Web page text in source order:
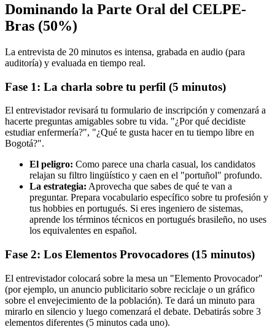
Dominando la Parte Oral del CELPE-
Bras (50%)
La entrevista de 20 minutos es intensa, grabada en audio (para
auditoría) y evaluada en tiempo real.
Fase 1: La charla sobre tu perfil (5 minutos)
El entrevistador revisará tu formulario de inscripción y comenzará a
hacerte preguntas amigables sobre tu vida. "¿Por qué decidiste
estudiar enfermería?", "¿Qué te gusta hacer en tu tiempo libre en
Bogotá?".
El peligro: Como parece una charla casual, los candidatos
relajan su filtro lingüístico y caen en el "portuñol" profundo.
La estrategia: Aprovecha que sabes de qué te van a
preguntar. Prepara vocabulario específico sobre tu profesión y
tus hobbies en portugués. Si eres ingeniero de sistemas,
aprende los términos técnicos en portugués brasileño, no uses
los equivalentes en español.
Fase 2: Los Elementos Provocadores (15 minutos)
El entrevistador colocará sobre la mesa un "Elemento Provocador"
(por ejemplo, un anuncio publicitario sobre reciclaje o un gráfico
sobre el envejecimiento de la población). Te dará un minuto para
mirarlo en silencio y luego comenzará el debate. Debatirás sobre 3
elementos diferentes (5 minutos cada uno).